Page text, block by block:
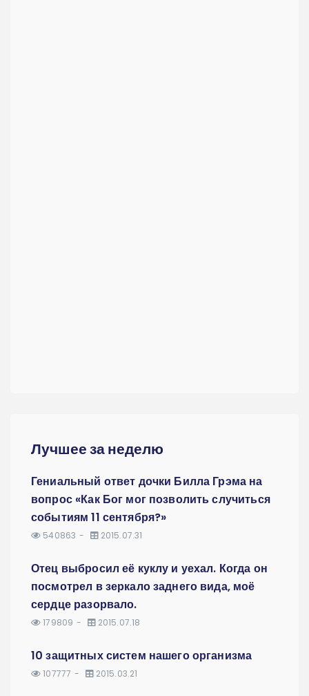
Лучшее за неделю
Гениальный ответ дочки Билла Грэма на
вопрос «Как Бог мог позволить случиться
событиям 11 сентября?»
540863 2015.07.31
Отец выбросил её куклу и уехал. Когда он
посмотрел в зеркало заднего вида, моё
сердце разорвало.
179809 2015.07.18
10 защитных систем нашего организма
107777 2015.03.21